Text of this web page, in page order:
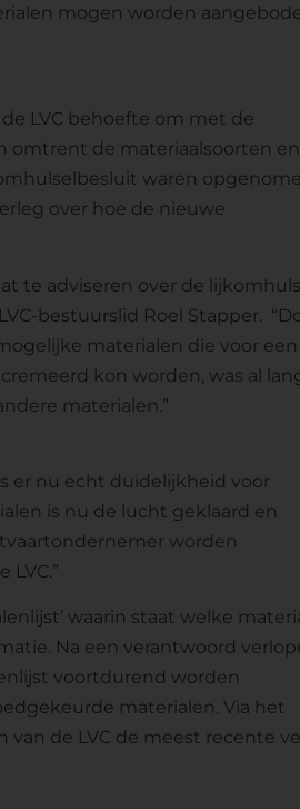
mogen worden
LVC behoefte om met de
omtrent de materiaalsoorten en
waren
over hoe de nieuwe
te adviseren over de
bestuurslid Roel Stapper.
materialen die voor een
kon worden, was al
materialen.”
er nu echt duidelijkheid voor
is nu de lucht geklaard en
worden
waarin staat welke
Na een verantwoord
voortdurend worden
materialen. Via het
van de LVC de meest recente